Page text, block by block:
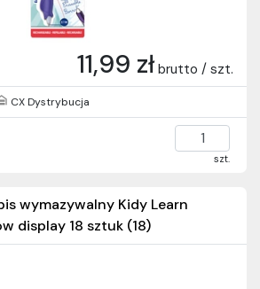
11,99 zł brutto / szt.
CX Dystrybucja
szt.
wymazywalny Kidy Learn
display 18 sztuk (18)